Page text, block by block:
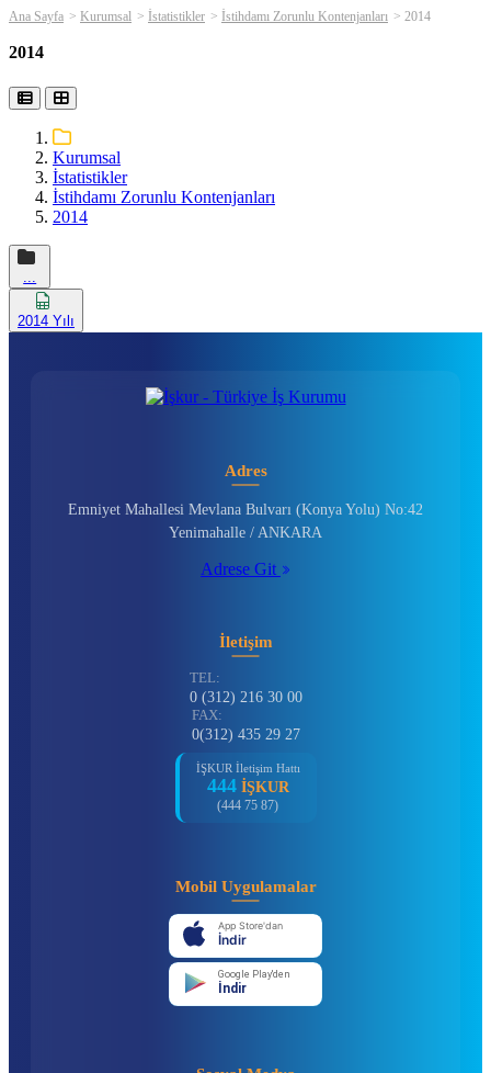
Ana Sayfa Kurumsal İstatistikler İstihdamı Zorunlu Kontenjanları 2014
2014
Kurumsal
İstatistikler
İstihdamı Zorunlu Kontenjanları
2014
2014 Yılı
Adres
Emniyet Mahallesi Mevlana Bulvarı (Konya Yolu) No:42
Yenimahalle / ANKARA
Adrese Git
İletişim
TEL:
0 (312) 216 30 00
FAX:
0(312) 435 29 27
İŞKUR İletişim Hattı
444 İŞKUR
(444 75 87)
Mobil Uygulamalar
App Store'dan
İndir
Google Play'den
İndir